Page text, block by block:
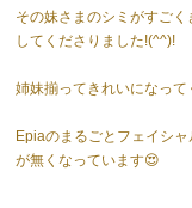
その妹さまのシミがすご
してくださりました!(^^)!
姉妹揃ってきれいになっ
Epiaのまるごとフェイシ
が無くなっています😍